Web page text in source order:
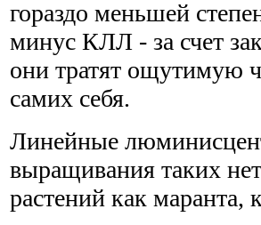
гораздо меньшей
минус КЛЛ - за счет
они тратят ощутимую
самих себя.
Линейные
выращивания таких
растений как маранта,